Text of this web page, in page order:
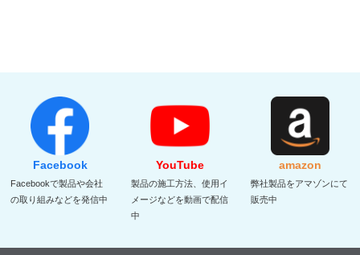
Facebook
Facebookで製品や会社
の取り組みなどを発信中
YouTube
製品の施工方法、使用イ
メージなどを動画で配信
中
amazon
弊社製品をアマゾンにて
販売中